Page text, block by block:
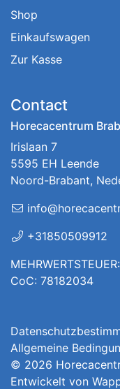
Shop
Einkaufswagen
Zur Kasse
Contact
Horecacentrum
Irislaan 7
5595 EH Leende
Noord-Brabant,
+31850509912
CoC: 78182034
Allgemeine
© 2026
Entwickelt von